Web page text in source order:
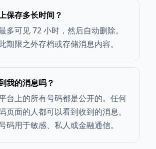
保存多长时间？
多可见 72 小时，然后自动删除。
期限之外存档或存储消息内容。
我的消息吗？
台上的所有号码都是公开的。任何
页面的人都可以看到收到的消息。
码用于敏感、私人或金融通信。